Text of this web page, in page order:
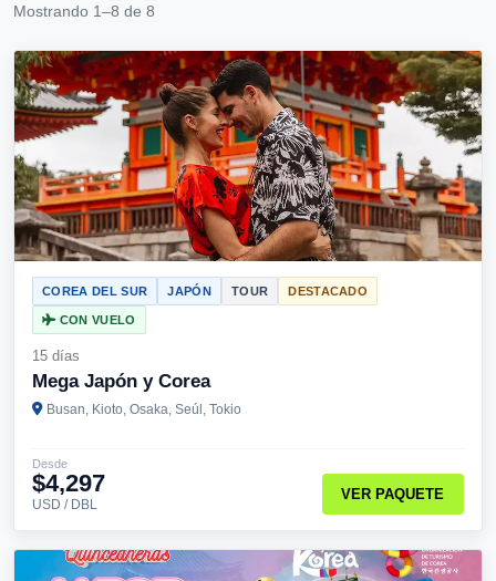
Mostrando 1–8 de 8
COREA DEL SUR JAPÓN TOUR DESTACADO
CON VUELO
15 días
Mega Japón y Corea
Busan, Kioto, Osaka, Seúl, Tokio
Desde
$4,297
USD / DBL
VER PAQUETE